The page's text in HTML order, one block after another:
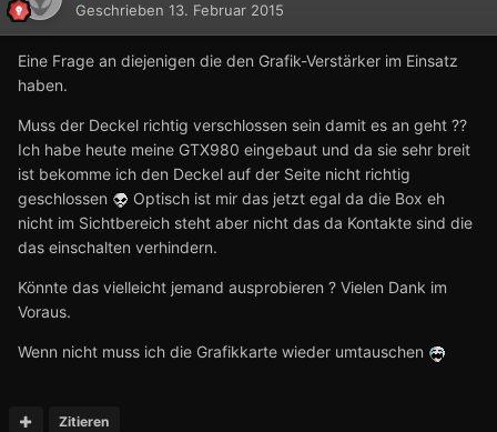
Geschrieben 13. Februar 2015
Eine Frage an diejenigen die den Grafik-Verstärker im Einsatz
haben.
Muss der Deckel richtig verschlossen sein damit es an geht ??
Ich habe heute meine GTX980 eingebaut und da sie sehr breit
ist bekomme ich den Deckel auf der Seite nicht richtig
geschlossen
Optisch ist mir das jetzt egal da die Box eh
nicht im Sichtbereich steht aber nicht das da Kontakte sind die
das einschalten verhindern.
Könnte das vielleicht jemand ausprobieren ? Vielen Dank im
Voraus.
Wenn nicht muss ich die Grafikkarte wieder umtauschen
Zitieren